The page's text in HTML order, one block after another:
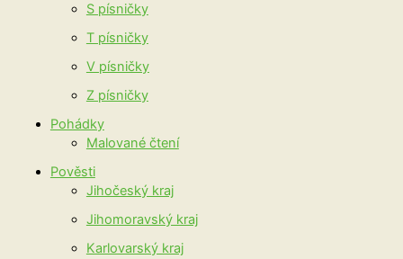
S písničky
T písničky
V písničky
Z písničky
Pohádky
Malované čtení
Pověsti
Jihočeský kraj
Jihomoravský kraj
Karlovarský kraj